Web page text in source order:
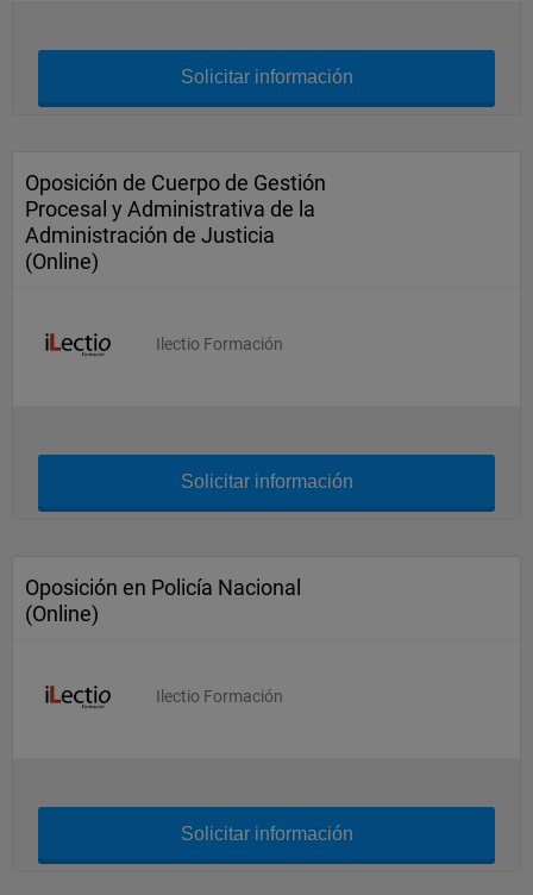
Solicitar información
Oposición de Cuerpo de Gestión
Procesal y Administrativa de la
Administración de Justicia
(Online)
Ilectio Formación
Solicitar información
Oposición en Policía Nacional
(Online)
Ilectio Formación
Solicitar información